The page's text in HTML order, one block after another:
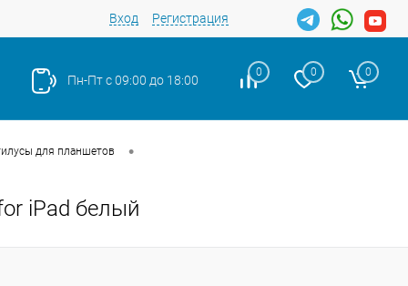
Вход Регистрация
Пн-Пт с 09:00 до 18:00
0 0 0
для планшетов •
iPad белый